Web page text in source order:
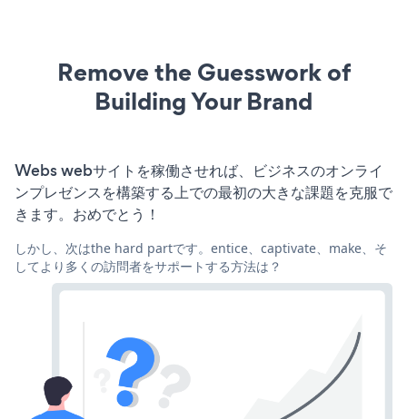
Remove the Guesswork of
Building Your Brand
Webs webサイトを稼働させれば、ビジネスのオンライ
ンプレゼンスを構築する上での最初の大きな課題を克服で
きます。おめでとう！
しかし、次はthe hard partです。entice、captivate、make、そ
してより多くの訪問者をサポートする方法は？